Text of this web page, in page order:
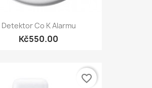
Detektor Co K Alarmu
Kč550.00
favorite_border